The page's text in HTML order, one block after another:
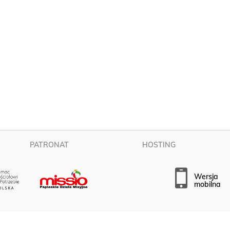
PATRONAT HOSTING
wersja
mobilna